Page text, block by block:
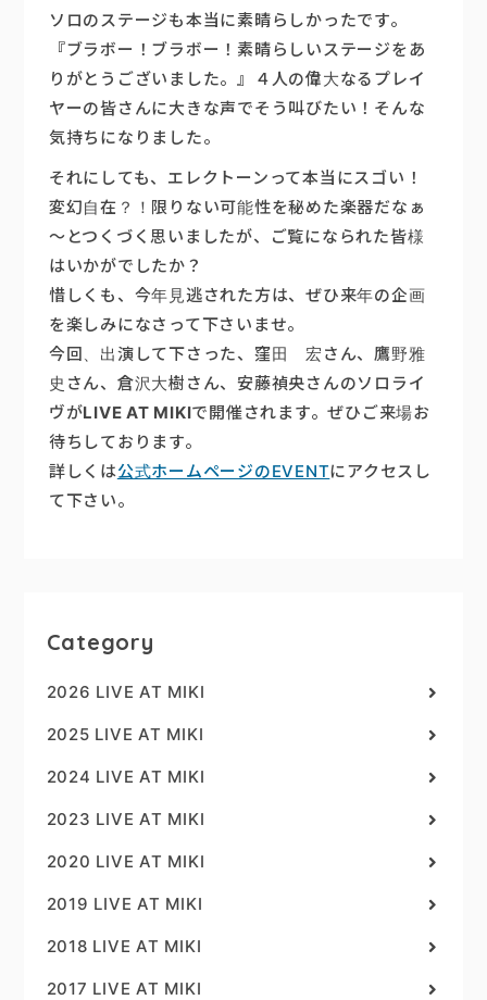
ソロのステージも本当に素晴らしかったです。
『ブラボー！ブラボー！素晴らしいステージをあ
りがとうございました。』４人の偉大なるプレイ
ヤーの皆さんに大きな声でそう叫びたい！そんな
気持ちになりました。
それにしても、エレクトーンって本当にスゴい！
変幻自在？！限りない可能性を秘めた楽器だなぁ
～とつくづく思いましたが、ご覧になられた皆様
はいかがでしたか？
惜しくも、今年見逃された方は、ぜひ来年の企画
を楽しみになさって下さいませ。
今回、出演して下さった、窪田 宏さん、鷹野雅
史さん、倉沢大樹さん、安藤禎央さんのソロライ
ヴがLIVE AT MIKIで開催されます。ぜひご来場お
待ちしております。
詳しくは公式ホームページのEVENTにアクセスし
て下さい。
Category
2026 LIVE AT MIKI
2025 LIVE AT MIKI
2024 LIVE AT MIKI
2023 LIVE AT MIKI
2020 LIVE AT MIKI
2019 LIVE AT MIKI
2018 LIVE AT MIKI
2017 LIVE AT MIKI